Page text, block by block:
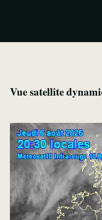
Vue satellite